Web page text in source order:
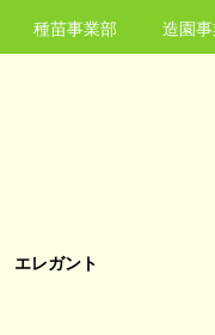
種苗事業部 造園
エレガント